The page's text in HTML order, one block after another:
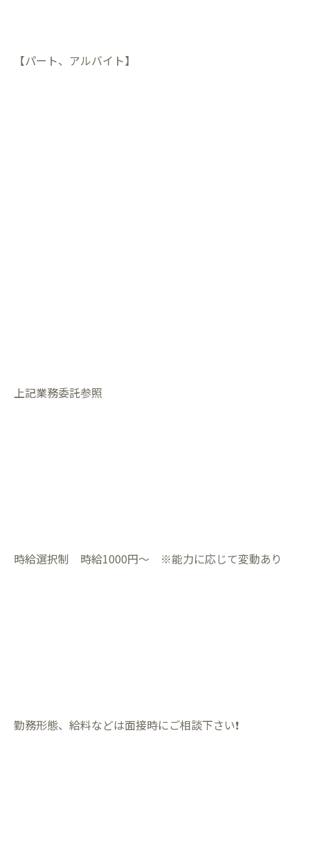
【パート、アルバイト】
上記業務委託参照
時給選択制 時給1000円〜 ※能力に応じて変動あり
勤務形態、給料などは面接時にご相談下さい❗